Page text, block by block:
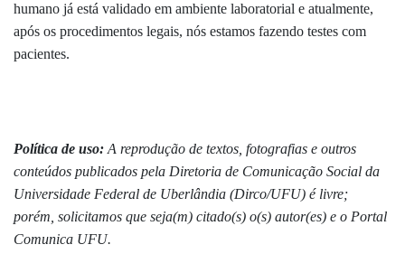
humano já está validado em ambiente laboratorial e atualmente,
após os procedimentos legais, nós estamos fazendo testes com
pacientes.
Política de uso: A reprodução de textos, fotografias e outros
conteúdos publicados pela Diretoria de Comunicação Social da
Universidade Federal de Uberlândia (Dirco/UFU) é livre;
porém, solicitamos que seja(m) citado(s) o(s) autor(es) e o Portal
Comunica UFU.